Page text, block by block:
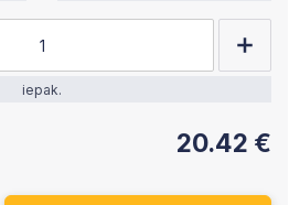
iepak.
20.42 €